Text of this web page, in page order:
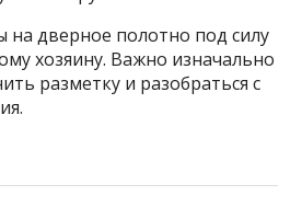
дверное полотно под силу
хозяину. Важно изначально
разметку и разобраться с